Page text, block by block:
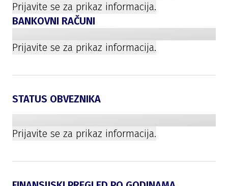
Prijavite se za prikaz informacija.
BANKOVNI RAČUNI
Prijavite se za prikaz informacija.
STATUS OBVEZNIKA
Prijavite se za prikaz informacija.